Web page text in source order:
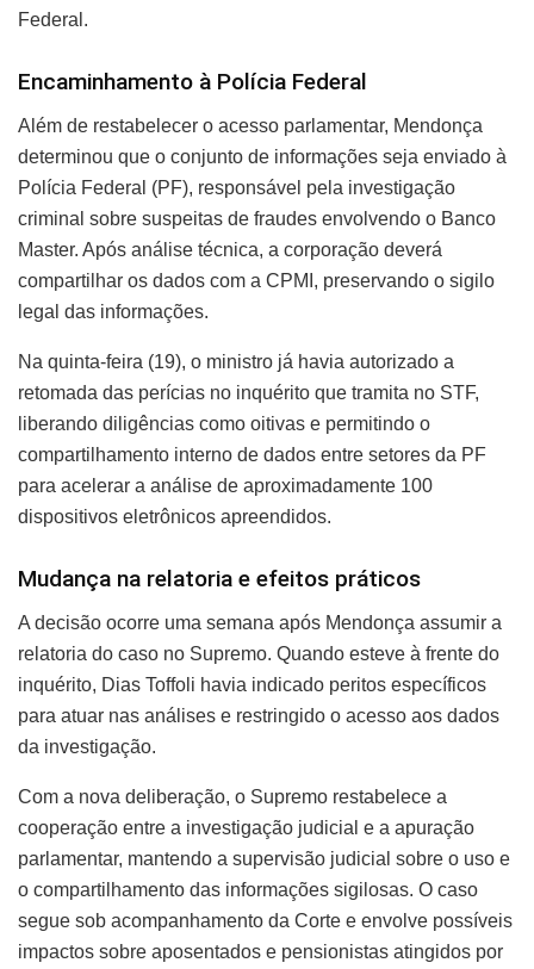
Federal.
Encaminhamento à Polícia Federal
Além de restabelecer o acesso parlamentar, Mendonça
determinou que o conjunto de informações seja enviado à
Polícia Federal (PF), responsável pela investigação
criminal sobre suspeitas de fraudes envolvendo o Banco
Master. Após análise técnica, a corporação deverá
compartilhar os dados com a CPMI, preservando o sigilo
legal das informações.
Na quinta-feira (19), o ministro já havia autorizado a
retomada das perícias no inquérito que tramita no STF,
liberando diligências como oitivas e permitindo o
compartilhamento interno de dados entre setores da PF
para acelerar a análise de aproximadamente 100
dispositivos eletrônicos apreendidos.
Mudança na relatoria e efeitos práticos
A decisão ocorre uma semana após Mendonça assumir a
relatoria do caso no Supremo. Quando esteve à frente do
inquérito, Dias Toffoli havia indicado peritos específicos
para atuar nas análises e restringido o acesso aos dados
da investigação.
Com a nova deliberação, o Supremo restabelece a
cooperação entre a investigação judicial e a apuração
parlamentar, mantendo a supervisão judicial sobre o uso e
o compartilhamento das informações sigilosas. O caso
segue sob acompanhamento da Corte e envolve possíveis
impactos sobre aposentados e pensionistas atingidos por